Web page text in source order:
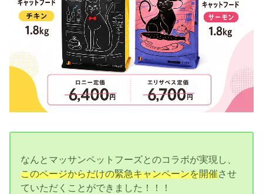
なんとマッサンペットフーズとのコラボが実現し、
このページからだけの緊急キャンペーンを開催させ
ていただくことができました！！！